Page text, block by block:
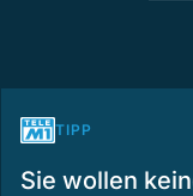
TIPP
Sie wollen